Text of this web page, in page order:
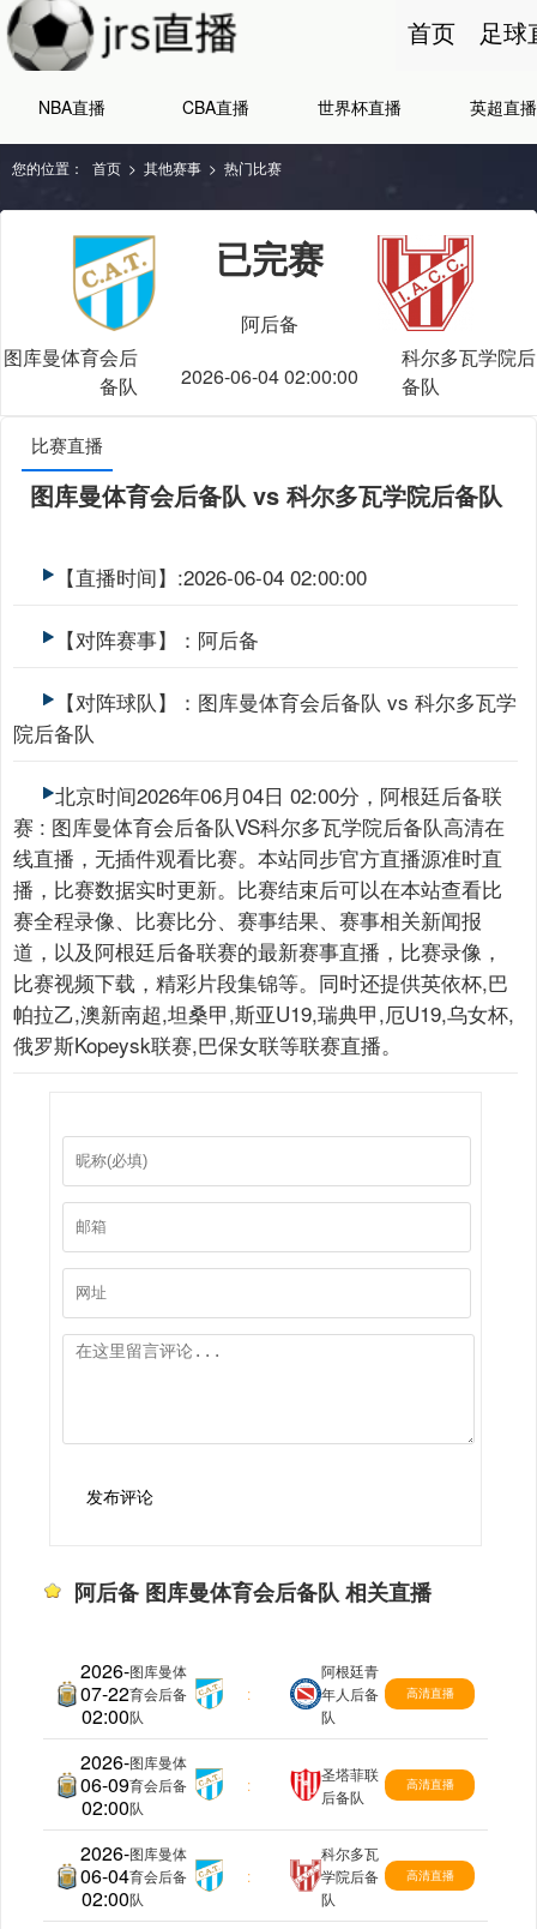
首页 足球
NBA直播 CBA直播 世界杯直播 英超直播
您的位置： 首页 > 其他赛事 > 热门比赛
图库曼体育会后
备队
已完赛
阿后备
2026-06-04 02:00:00
科尔多瓦学院后
备队
比赛直播
图库曼体育会后备队 vs 科尔多瓦学院后备队
【直播时间】:2026-06-04 02:00:00
【对阵赛事】：阿后备
【对阵球队】：图库曼体育会后备队 vs 科尔多瓦学
院后备队
北京时间2026年06月04日 02:00分，阿根廷后备联
赛 : 图库曼体育会后备队VS科尔多瓦学院后备队高清在
线直播，无插件观看比赛。本站同步官方直播源准时直
播，比赛数据实时更新。比赛结束后可以在本站查看比
赛全程录像、比赛比分、赛事结果、赛事相关新闻报
道，以及阿根廷后备联赛的最新赛事直播，比赛录像，
比赛视频下载，精彩片段集锦等。同时还提供英依杯,巴
帕拉乙,澳新南超,坦桑甲,斯亚U19,瑞典甲,厄U19,乌女杯,
俄罗斯Kopeysk联赛,巴保女联等联赛直播。
发布评论
阿后备 图库曼体育会后备队 相关直播
2026-
07-22
02:00
阿后备
图库曼体
育会后备
队
:
阿根廷青
年人后备
队
高清直播
2026-
06-09
02:00
阿后备
图库曼体
育会后备
队
:
圣塔菲联
后备队
高清直播
2026-
06-04
02:00
阿后备
图库曼体
育会后备
队
:
科尔多瓦
学院后备
队
高清直播